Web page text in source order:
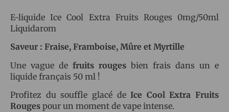
E-liquide Ice Cool Extra Fruits Rouges 0mg/50ml
Liquidarom
Saveur : Fraise, Framboise, Mûre et Myrtille
Une vague de fruits rouges bien frais dans un e
liquide français 50 ml !
Profitez du souffle glacé deIce Cool Extra Fruits
Rouges pour un moment de vape intense.